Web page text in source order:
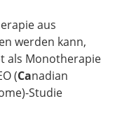
aus
werden kann,
als Monotherapie
(Canadian
Studie